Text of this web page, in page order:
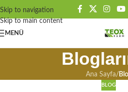
Skip to navigation
Skip to main content
MENÜ
Ana Sayfa/
BLOG